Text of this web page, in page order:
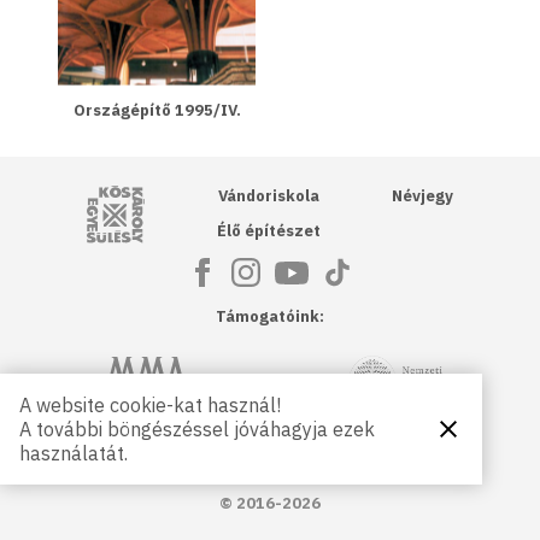
Országépítő 1995/IV.
Kós Károly Egyesülés
Vándoriskola
Élő építészet
Névjegy
Támogatóink:
Magyar Művészeti Akadémia NKA
Petőfi Kulturális Ügynökség
© 2016-2026
A website cookie-kat használ!
A további böngészéssel jóváhagyja ezek
használatát.
Bezárás